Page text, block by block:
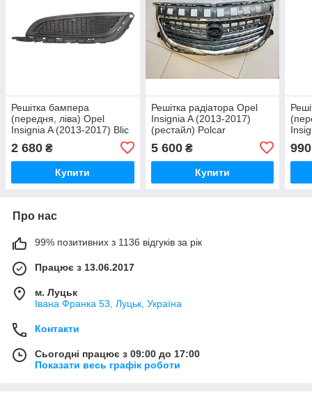
Решітка бампера
(передня, ліва) Opel
Insignia A (2013-2017) Blic
2 680 ₴
Купити
Решітка радіатора Opel
Insignia A (2013-2017)
(рестайл) Polcar
5 600₴
Купити
990
Про нас
99% позитивних з 1136 відгуків за рік
Працює з 13.06.2017
м. Луцьк
Івана Франка 53, Луцьк, Україна
Контакти
Сьогодні працює з 09:00 до 17:00
Показати весь графік роботи